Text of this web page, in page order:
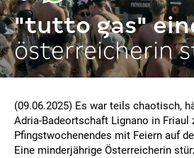
"tutto gas"
österreicherin
(09.06.2025) Es war teils chaotisch,
Adria-Badeortschaft Lignano in Friaul
Pfingstwochenendes mit Feiern auf
Eine minderjährige Österreicherin